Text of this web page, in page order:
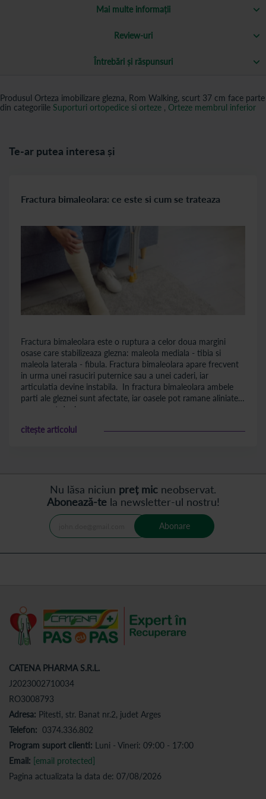
Mai multe informații
Review-uri
Întrebări și răspunsuri
Produsul Orteza imobilizare glezna, Rom Walking, scurt 37 cm face parte
din categoriile Suporturi ortopedice si orteze , Orteze membrul inferior
Te-ar putea interesa și
Fractura bimaleolara: ce este si cum se trateaza
Fractura bimaleolara este o ruptura a celor doua margini
osase care stabilizeaza glezna: maleola mediala - tibia si
maleola laterala - fibula. Fractura bimaleolara apare frecvent
in urma unei rasuciri puternice sau a unei caderi, iar
articulatia devine instabila. In fractura bimaleolara ambele
parti ale gleznei sunt afectate, iar oasele pot ramane aliniate
sau se pot deplasa.
citește articolul
Nu lăsa niciun preț mic neobservat.
Abonează-tela newsletter-ul nostru!
Abonare
CATENA PHARMA S.R.L.
J2023002710034
RO3008793
Adresa: Pitesti, str. Banat nr.2, judet Arges
Telefon: 0374.336.802
Program suport clienti: Luni - Vineri: 09:00 - 17:00
Email: [email protected]
Pagina actualizata la data de: 07/08/2026